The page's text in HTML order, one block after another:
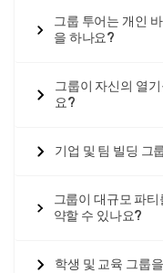
조기 예약을 강력히 권
는 여러 바구니와 대규
주 전까지 차지되므로,
보하고 최상의 그룹 요
소합니다.
기구 예약 카파도키아
자 및 목적지 관리 회
그룹 투어는 개인
을 하나요?
그룹이 자신의 열
요?
기업 및 팀 빌딩 그
그룹이 대규모 파
약할 수 있나요?
학생 및 교육 그룹